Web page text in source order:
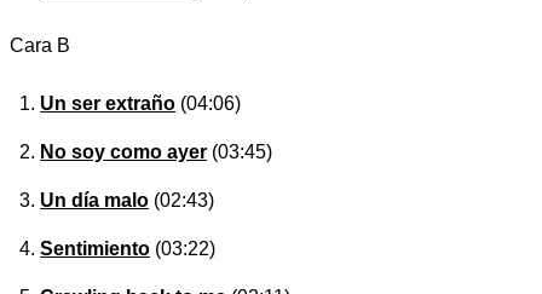
Cara B
Un ser extraño (04:06)
No soy como ayer (03:45)
Un día malo (02:43)
Sentimiento (03:22)